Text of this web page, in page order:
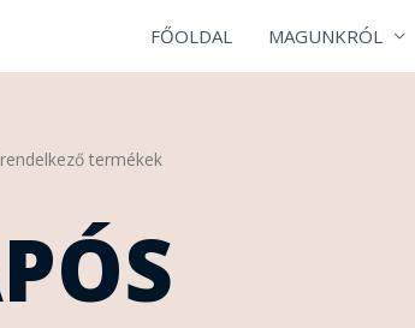
FŐOLDAL MAGUNKRÓL
termékek
Sorted
by